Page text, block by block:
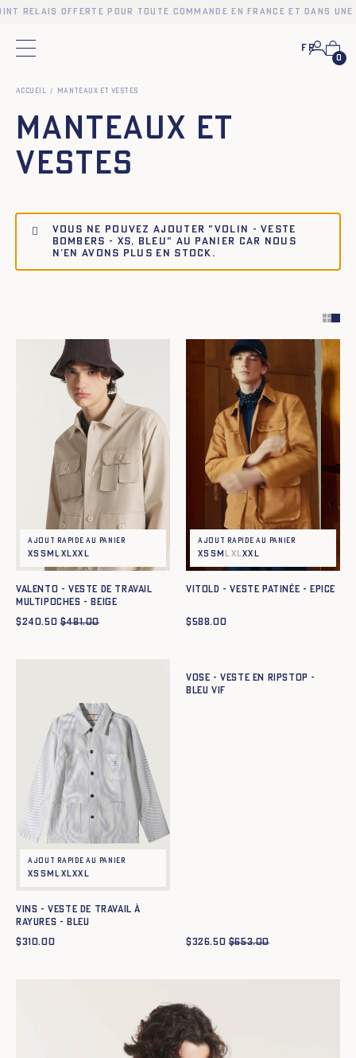
commande
Fr
0
Accueil Manteaux et Vestes
Manteaux et
Vestes
Vous ne pouvez ajouter "Volin - Veste
Bombers - XS, BLEU" au panier car nous
n’en avons plus en stock.
Ajout rapide au panier
XS S M L XLXXL
VALENTO - VESTE DE TRAVAIL
MULTIPOCHES - BEIGE
$240.50 $481.00
Ajout rapide au panier
XS S M XLXXL
VITOLD - VESTE PATINÉE - EPICE
$588.00
Ajout rapide au panier
XS S M L XLXXL
Vins - Veste de travail à
rayures - BLEU
$310.00
VOSE - VESTE EN RIPSTOP -
BLEU VIF
$326.50 $653.00